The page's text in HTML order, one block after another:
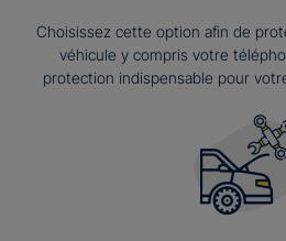
Choisissez cette option afin de
véhicule y compris votre
protection indispensable pour